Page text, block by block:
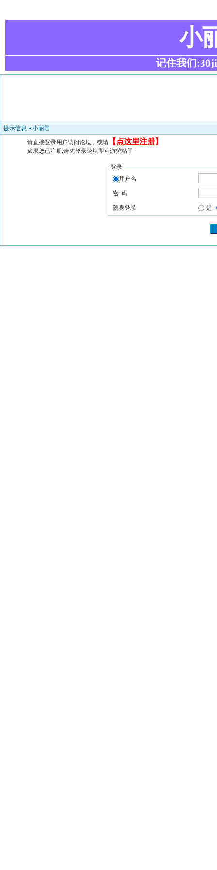
小
记住我们
提示信息 » 小丽君
请直接登录用户访问论坛，或请 【 点这里注册】
如果您已注册,请先登录论坛即可游览帖子
登录
用户名
密 码
隐身登录 是